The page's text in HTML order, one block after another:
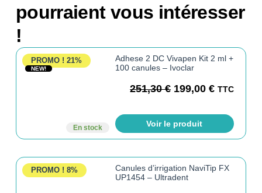
pourraient vous intéresser
!
PROMO ! 21%
NEW!
En stock
Adhese 2 DC Vivapen Kit 2 ml +
100 canules – Ivoclar
251,30€ 199,00€ TTC
Voir le produit
PROMO ! 8%
Canules d’irrigation NaviTip FX
UP1454 – Ultradent